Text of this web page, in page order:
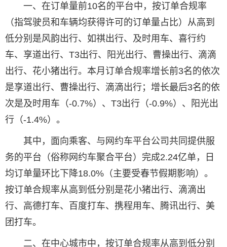
一、在订单量前10名的平台中，按订单合规率
（指驾驶员和车辆均获得许可的订单量占比）从高到
低分别是风韵出行、如祺出行、及时用车、喜行约
车、享道出行、T3出行、阳光出行、曹操出行、滴滴
出行、花小猪出行。本月订单合规率增长前3名的依次
是享道出行、曹操出行、滴滴出行；增长最后3名的依
次是及时用车（-0.7%）、T3出行（-0.9%）、阳光出
行（-1.4%）。
其中，面向乘客、与网约车平台公司共同提供服
务的平台（俗称网约车聚合平台）完成2.24亿单，日
均订单量环比下降18.0%（主要受春节假期影响）。
按订单合规率从高到低分别是花小猪出行、滴滴出
行、高德打车、百度打车、携程用车、腾讯出行、美
团打车。
二、在中心城市中，按订单合规率从高到低分别